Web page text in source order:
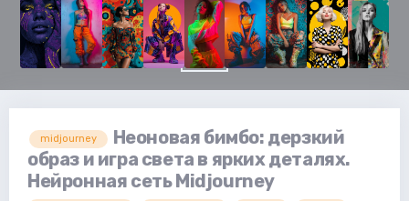
midjourney
Неоновая бимбо: дерзкий
образ и игра света в ярких деталях.
Нейронная сеть Midjourney